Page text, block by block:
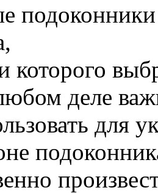
подоконники
которого
деле
для